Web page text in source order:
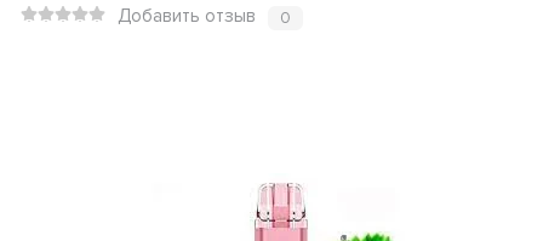
Добавить отзыв 0